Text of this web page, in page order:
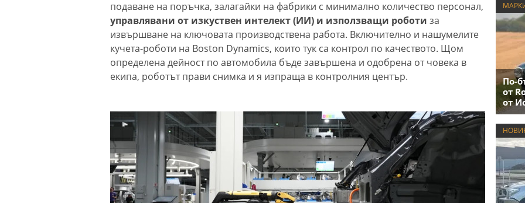
подаване на поръчка, залагайки на фабрики с минимално количество персонал,
управлявани от изкуствен интелект (ИИ) и използващи роботи за
извършване на ключовата производствена работа. Включително и нашумелите
кучета-роботи на Boston Dynamics, които тук са контрол по качеството. Щом
определена дейност по автомобила бъде завършена и одобрена от човека в
екипа, роботът прави снимка и я изпраща в контролния център.
По-
от
от